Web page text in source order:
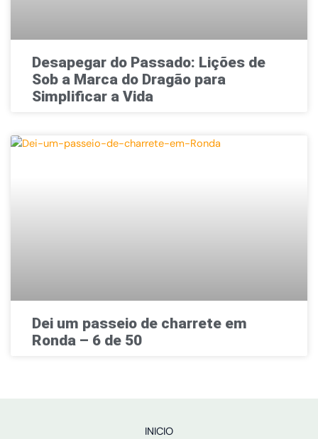
Desapegar do Passado: Lições de
Sob a Marca do Dragão para
Simplificar a Vida
Dei um passeio de charrete em
Ronda – 6 de 50
INICIO